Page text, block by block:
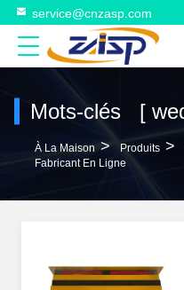
service@cnzasp.com
À La Maison > Produits >
Fabricant En Ligne